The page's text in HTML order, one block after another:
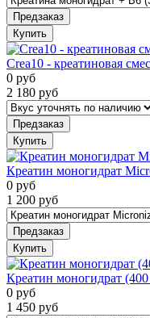
Предзаказ
Купить
Crea10 - креатиновая
0 руб
2 180 руб
Предзаказ
Купить
Креатин моногидрат
0 руб
1 200 руб
Предзаказ
Купить
Креатин моногидрат (400
0 руб
1 450 руб